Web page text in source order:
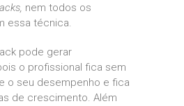
nem todos os
essa técnica.
pode gerar
o profissional fica sem
o seu desempenho e fica
de crescimento. Além